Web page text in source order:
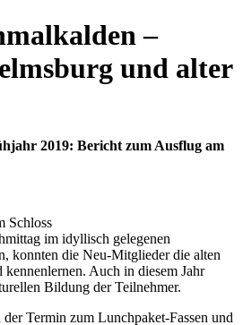
–
und alter
2019: Bericht zum Ausflug am
im idyllisch gelegenen
konnten die Neu-Mitglieder die alten
Auch in diesem Jahr
Bildung der Teilnehmer.
Termin zum Lunchpaket-Fassen und